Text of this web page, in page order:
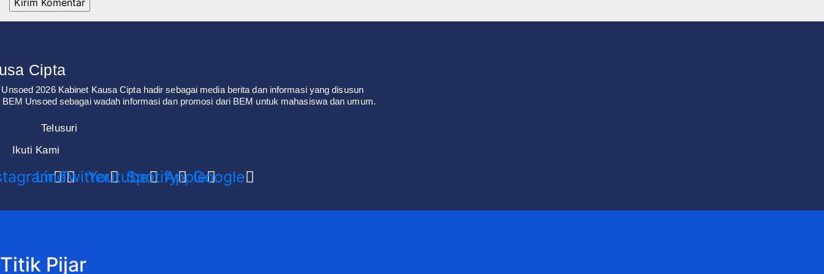
Cipta
2026 Kabinet Kausa Cipta hadir sebagai media berita dan informasi yang disusun
BEM Unsoed sebagai wadah informasi dan promosi dari BEM untuk mahasiswa dan umum.
Telusuri
Ikuti Kami
LineTwitterYoutubeSpotifyAppleGoogle
Titik Pijar